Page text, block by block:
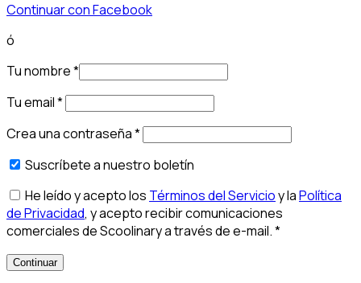
Continuar con Facebook
ó
Tu nombre*
Tu email*
Crea una contraseña*
Suscríbete a nuestro boletín
He leído y acepto los Términos del Servicioy laPolítica
de Privacidad, y acepto recibir comunicaciones
comerciales de Scoolinary a través de e-mail.*
Continuar